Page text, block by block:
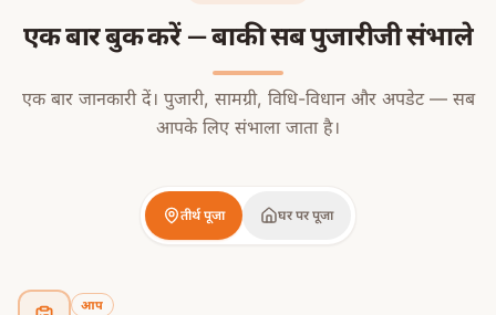
एक बार बुक करें — बाकी सब पुजारीजी संभाले
एक बार जानकारी दें। पुजारी, सामग्री, विधि-विधान और अपडेट — सब
आपके लिए संभाला जाता है।
तीर्थ पूजा घर पर पूजा
आप